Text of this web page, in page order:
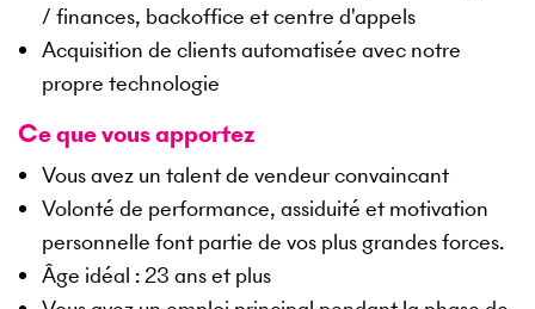
/ finances, backoffice et centre d'appels
Acquisition de clients automatisée avec notre
propre technologie
Ce que vous apportez
Vous avez un talent de vendeur convaincant
Volonté de performance, assiduité et motivation
personnelle font partie de vos plus grandes forces.
Âge idéal : 23 ans et plus